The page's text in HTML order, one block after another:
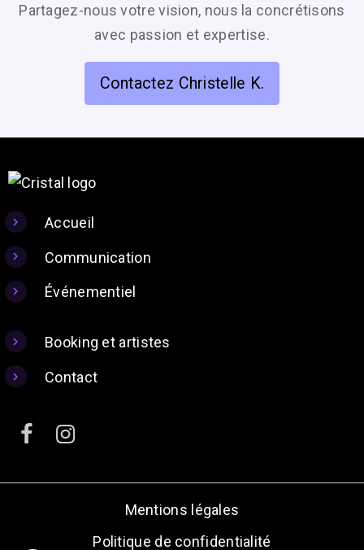
Partagez-nous votre vision, nous la concrétisons
avec passion et expertise.
Contactez Christelle K.
Accueil
Communication
Événementiel
Booking et artistes
Contact
Mentions légales
Politique de confidentialité